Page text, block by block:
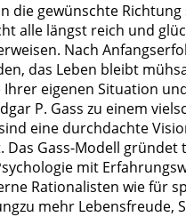
die gewünschte
alle längst reich und
Nach
das Leben bleibt
eigenen Situation
P. Gass zu einem
eine durchdachte
Das Gass-Modell
mit
Rationalisten wie für
mehr Lebensfreude,